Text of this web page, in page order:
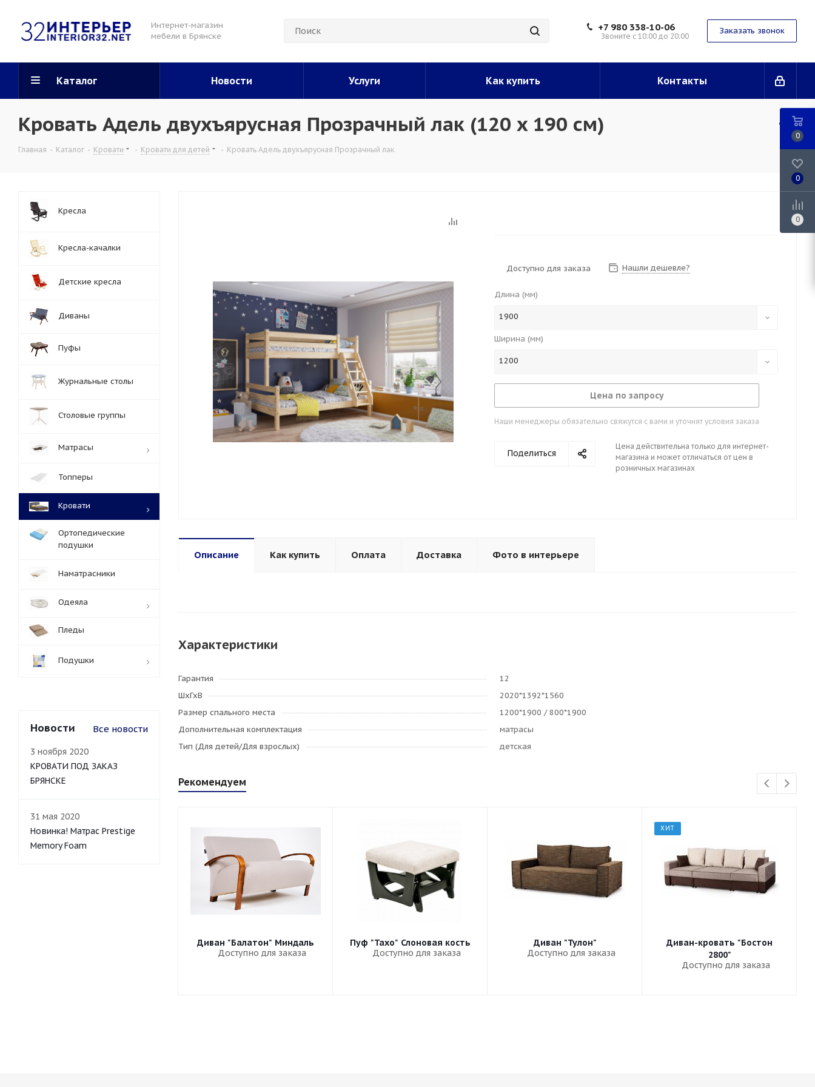
Интернет-магазин
мебели в Брянске
+7 980 338-10-06
Звоните с 10:00 до 20:00
Заказать звонок
Каталог Новости Услуги Как купить Контакты
Кровать Адель двухъярусная Прозрачный лак (120 x 190 см)
Главная - Каталог - Кровати - Кровати для детей - Кровать Адель двухъярусная Прозрачный лак
Доступно для заказа Нашли дешевле?
Длина (мм)
1900
Ширина (мм)
1200
Цена по запросу
Наши менеджеры обязательно свяжутся с вами и уточнят условия заказа
Поделиться
Цена действительна только для интернет-
магазина и может отличаться от цен в
розничных магазинах
Описание Как купить Оплата Доставка Фото в интерьере
Характеристики
Гарантия
12
ШхГхВ
2020*1392*1560
Размер спального места
1200*1900 / 800*1900
Дополнительная комплектация
матрасы
Тип (Для детей/Для взрослых)
детская
Рекомендуем
Диван "Балатон" Миндаль
Доступно для заказа
Пуф "Тахо" Слоновая кость
Доступно для заказа
Диван "Тулон"
Доступно для заказа
ХИТ
Диван-кровать "Бостон
2800"
Доступно для заказа
Кресла
Кресла-качалки
Детские кресла
Диваны
Пуфы
Журнальные столы
Столовые группы
Матрасы
Топперы
Кровати
Ортопедические
подушки
Наматрасники
Одеяла
Пледы
Подушки
Новости Все новости
3 ноября 2020
КРОВАТИ ПОД ЗАКАЗ
БРЯНСКЕ
31 мая 2020
Новинка! Матрас Prestige
Memory Foam
0
0
0